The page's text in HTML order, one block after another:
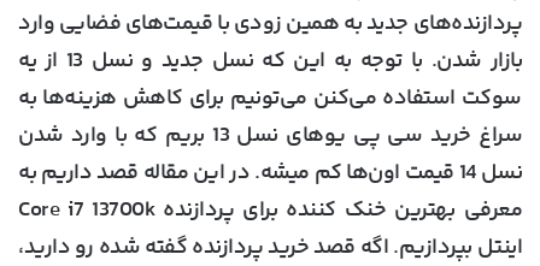
پردازنده‌های جدید به همین زودی با قیمت‌های فضایی وارد
بازار شدن. با توجه به این که نسل جدید و نسل 13 از یه
سوکت استفاده می‌کنن می‌تونیم برای کاهش هزینه‌ها به
سراغ خرید سی پی یوهای نسل 13 بریم که با وارد شدن
نسل 14 قیمت اون‌ها کم میشه. در این مقاله قصد داریم به
معرفی بهترین خنک کننده برای پردازنده Core i7 13700k
اینتل بپردازیم. اگه قصد خرید پردازنده گفته شده رو دارید،